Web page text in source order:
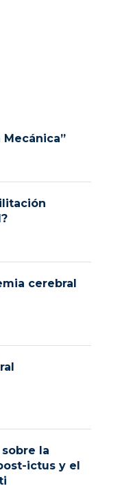
cerebral
sobre la
ictus y el